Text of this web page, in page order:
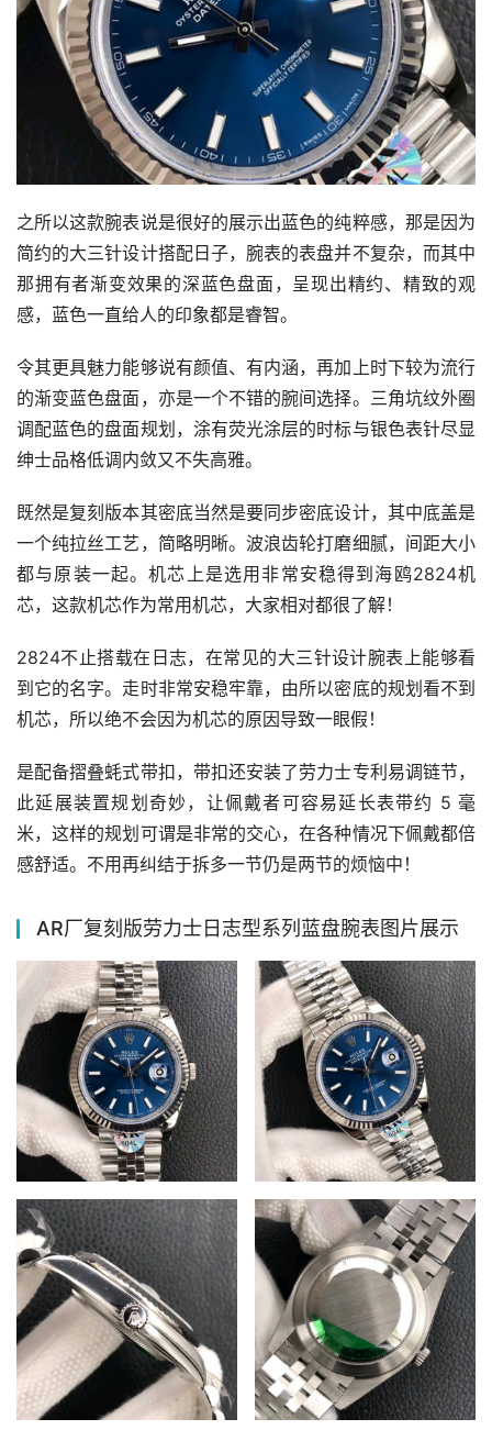
之所以这款腕表说是很好的展示出蓝色的纯粹感，那是因为
简约的大三针设计搭配日子，腕表的表盘并不复杂，而其中
那拥有者渐变效果的深蓝色盘面，呈现出精约、精致的观
感，蓝色一直给人的印象都是睿智。
令其更具魅力能够说有颜值、有内涵，再加上时下较为流行
的渐变蓝色盘面，亦是一个不错的腕间选择。三角坑纹外圈
调配蓝色的盘面规划，涂有荧光涂层的时标与银色表针尽显
绅士品格低调内敛又不失高雅。
既然是复刻版本其密底当然是要同步密底设计，其中底盖是
一个纯拉丝工艺，简略明晰。波浪齿轮打磨细腻，间距大小
都与原装一起。机芯上是选用非常安稳得到海鸥2824机
芯，这款机芯作为常用机芯，大家相对都很了解！
2824不止搭载在日志，在常见的大三针设计腕表上能够看
到它的名字。走时非常安稳牢靠，由所以密底的规划看不到
机芯，所以绝不会因为机芯的原因导致一眼假！
是配备摺叠蚝式带扣，带扣还安装了劳力士专利易调链节，
此延展装置规划奇妙，让佩戴者可容易延长表带约 5 毫
米，这样的规划可谓是非常的交心，在各种情况下佩戴都倍
感舒适。不用再纠结于拆多一节仍是两节的烦恼中！
AR厂复刻版劳力士日志型系列蓝盘腕表图片展示